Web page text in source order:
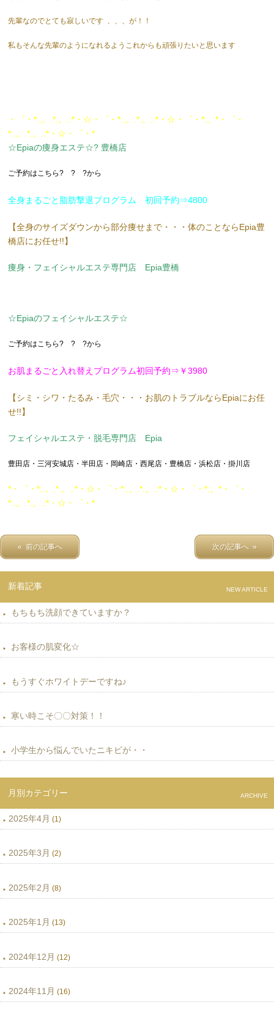
先輩なのでとても寂しいです 、、、が！！
私もそんな先輩のようになれるようこれからも頑張りたいと思います
・゜・*:.。.*.。.:*・☆・゜・*:.。.*.。.:*・☆・゜・*:。*・゜・
*:.。.*.。.:*・☆・゜・*
☆Epiaの痩身エステ☆? 豊橋店
ご予約はこちら? ? ?から
全身まるごと脂肪撃退プログラム 初回予約⇒4800
【全身のサイズダウンから部分痩せまで・・・体のことならEpia豊
橋店にお任せ!!】
痩身・フェイシャルエステ専門店 Epia豊橋
☆Epiaのフェイシャルエステ☆
ご予約はこちら? ? ?から
お肌まるごと入れ替えプログラム初回予約⇒￥3980
【シミ・シワ・たるみ・毛穴・・・お肌のトラブルならEpiaにお任
せ!!】
フェイシャルエステ・脱毛専門店 Epia
豊田店・三河安城店・半田店・岡崎店・西尾店・豊橋店・浜松店・掛川店
*・゜・*:.。.*.。.:*・☆・゜・*:.。.*.。.:*・☆・゜・*:。*・゜・
*:.。.*.。.:*・☆・゜・*
« 前の記事へ 次の記事へ »
新着記事 NEW ARTICLE
もちもち洗顔できていますか？
お客様の肌変化☆
もうすぐホワイトデーですね♪
寒い時こそ〇〇対策！！
小学生から悩んでいたニキビが・・
月別カテゴリー ARCHIVE
2025年4月 (1)
2025年3月 (2)
2025年2月 (8)
2025年1月 (13)
2024年12月 (12)
2024年11月 (16)